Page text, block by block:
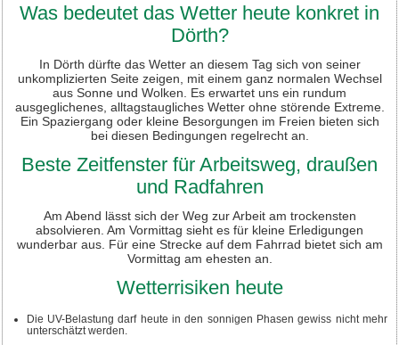
Was bedeutet das Wetter heute konkret in
Dörth?
In Dörth dürfte das Wetter an diesem Tag sich von seiner
unkomplizierten Seite zeigen, mit einem ganz normalen Wechsel
aus Sonne und Wolken. Es erwartet uns ein rundum
ausgeglichenes, alltagstaugliches Wetter ohne störende Extreme.
Ein Spaziergang oder kleine Besorgungen im Freien bieten sich
bei diesen Bedingungen regelrecht an.
Beste Zeitfenster für Arbeitsweg, draußen
und Radfahren
Am Abend lässt sich der Weg zur Arbeit am trockensten
absolvieren. Am Vormittag sieht es für kleine Erledigungen
wunderbar aus. Für eine Strecke auf dem Fahrrad bietet sich am
Vormittag am ehesten an.
Wetterrisiken heute
Die UV-Belastung darf heute in den sonnigen Phasen gewiss nicht mehr
unterschätzt werden.